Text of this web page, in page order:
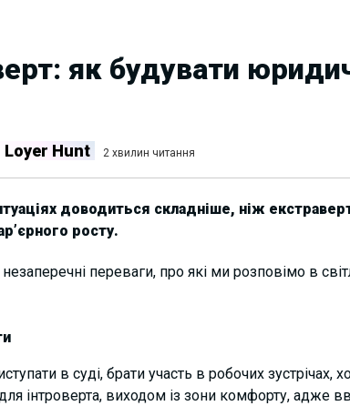
як будувати
Loyer Hunt 2 хвилин читання
доводиться складніше, ніж
росту.
переваги, про які ми розповімо в
в суді, брати участь в робочих
інтроверта, виходом із зони комфорту, адже